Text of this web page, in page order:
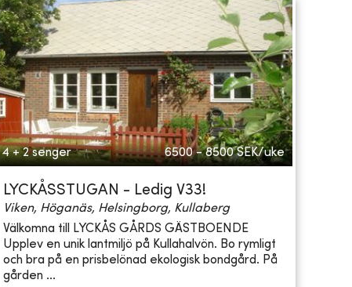
4 + 2 senger 6500 - 8500 SEK/uke
LYCKÅSSTUGAN - Ledig V33!
Viken, Höganäs, Helsingborg, Kullaberg
Välkomna till LYCKÅS GÅRDS GÄSTBOENDE
Upplev en unik lantmiljö på Kullahalvön. Bo rymligt
och bra på en prisbelönad ekologisk bondgård. På
gården ...